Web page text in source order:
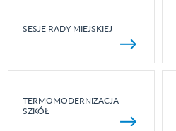
SESJE RADY MIEJSKIEJ
TERMOMODERNIZACJA
SZKÓŁ